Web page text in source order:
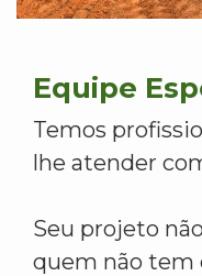
Equipe
Temos
lhe atender
Seu projeto
quem não tem